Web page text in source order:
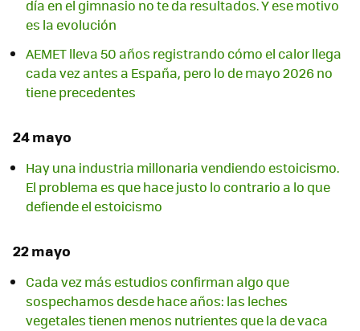
día en el gimnasio no te da resultados. Y ese motivo
es la evolución
AEMET lleva 50 años registrando cómo el calor llega
cada vez antes a España, pero lo de mayo 2026 no
tiene precedentes
24 mayo
Hay una industria millonaria vendiendo estoicismo.
El problema es que hace justo lo contrario a lo que
defiende el estoicismo
22 mayo
Cada vez más estudios confirman algo que
sospechamos desde hace años: las leches
vegetales tienen menos nutrientes que la de vaca